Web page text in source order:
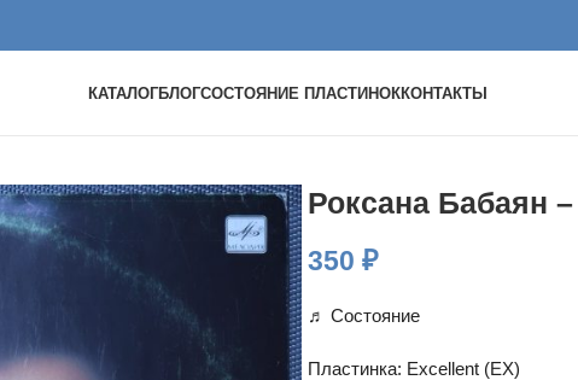
КАТАЛОГБЛОГСОСТОЯНИЕ ПЛАСТИНОККОНТАКТЫ
Роксана Бабаян
350 ₽
♬ Состояние
Пластинка: Excellent (EX)